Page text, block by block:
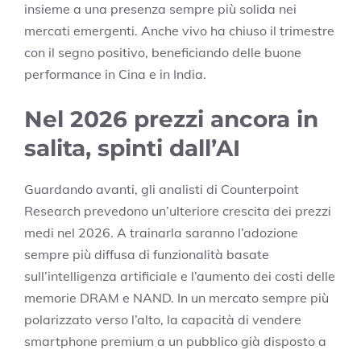
insieme a una presenza sempre più solida nei
mercati emergenti. Anche vivo ha chiuso il trimestre
con il segno positivo, beneficiando delle buone
performance in Cina e in India.
Nel 2026 prezzi ancora in
salita, spinti dall’AI
Guardando avanti, gli analisti di Counterpoint
Research prevedono un’ulteriore crescita dei prezzi
medi nel 2026. A trainarla saranno l’adozione
sempre più diffusa di funzionalità basate
sull’intelligenza artificiale e l’aumento dei costi delle
memorie DRAM e NAND. In un mercato sempre più
polarizzato verso l’alto, la capacità di vendere
smartphone premium a un pubblico già disposto a